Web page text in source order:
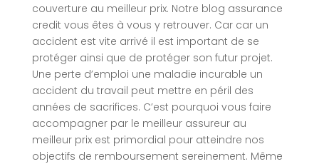
couverture au meilleur prix. Notre blog assurance
credit vous êtes à vous y retrouver. Car car un
accident est vite arrivé il est important de se
protéger ainsi que de protéger son futur projet.
Une perte d’emploi une maladie incurable un
accident du travail peut mettre en péril des
années de sacrifices. C’est pourquoi vous faire
accompagner par le meilleur assureur au
meilleur prix est primordial pour atteindre nos
objectifs de remboursement sereinement. Même